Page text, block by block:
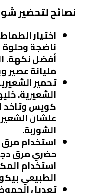
نصائح لتحضير
اختيار
ناضجة
أفضل نكهة.
مليانة عصير
تحمير
الشعيرية.
كويس
علشان
الشوربة.
استخدام
حضري مرق
استخدام
الطبيعي
تعديل